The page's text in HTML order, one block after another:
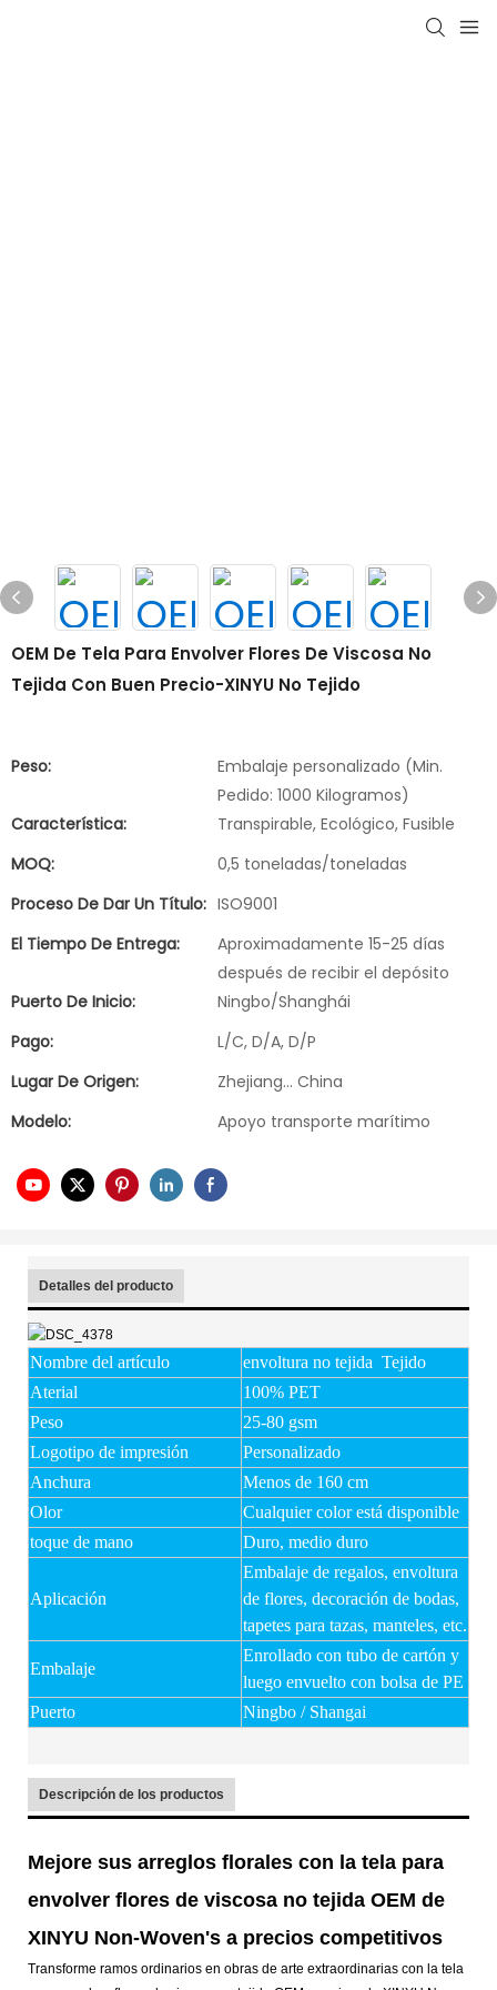
OEM De Tela Para Envolver Flores De Viscosa No
Tejida Con Buen Precio-XINYU No Tejido
Peso:
Embalaje personalizado (Min.
Pedido: 1000 Kilogramos)
Característica:
Transpirable, Ecológico, Fusible
MOQ:
0,5 toneladas/toneladas
Proceso De Dar Un Título: ISO9001
El Tiempo De Entrega:
Aproximadamente 15-25 días
después de recibir el depósito
Puerto De Inicio:
Ningbo/Shanghái
Pago:
L/C, D/A, D/P
Lugar De Origen:
Zhejiang... China
Modelo:
Apoyo transporte marítimo
Detalles del producto
Nombre del artículo
envoltura no tejida Tejido
Aterial
100% PET
Peso
25-80 gsm
Logotipo de impresión
Personalizado
Anchura
Menos de 160 cm
Olor
Cualquier color está disponible
toque de mano
Duro, medio duro
Aplicación
Embalaje de regalos, envoltura
de flores, decoración de bodas,
tapetes para tazas, manteles, etc.
Embalaje
Enrollado con tubo de cartón y
luego envuelto con bolsa de PE
Puerto
Ningbo / Shangai
Descripción de los productos
Mejore sus arreglos florales con la tela para
envolver flores de viscosa no tejida OEM de
XINYU Non-Woven's a precios competitivos
Transforme ramos ordinarios en obras de arte extraordinarias con la tela